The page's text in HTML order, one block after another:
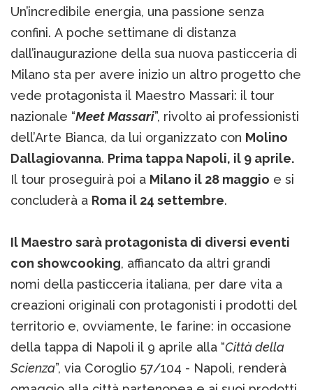
Un’incredibile energia, una passione senza
confini. A poche settimane di distanza
dall’inaugurazione della sua nuova pasticceria di
Milano sta per avere inizio un altro progetto che
vede protagonista il Maestro Massari: il tour
nazionale “Meet Massari”, rivolto ai professionisti
dell’Arte Bianca, da lui organizzato con Molino
Dallagiovanna. Prima tappa Napoli, il 9 aprile.
Il tour proseguirà poi a Milano il 28 maggio e si
concluderà a Roma il 24 settembre.
Il Maestro sarà protagonista di diversi eventi
con showcooking, affiancato da altri grandi
nomi della pasticceria italiana, per dare vita a
creazioni originali con protagonisti i prodotti del
territorio e, ovviamente, le farine: in occasione
della tappa di Napoli il 9 aprile alla “Città della
Scienza”, via Coroglio 57/104 - Napoli, renderà